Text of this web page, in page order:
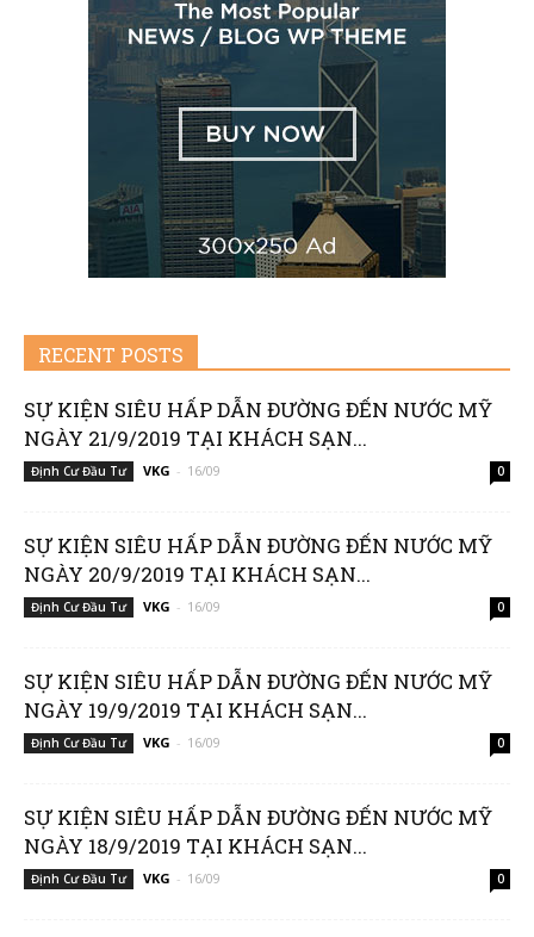
Group
RECENT POSTS
SỰ KIỆN SIÊU HẤP DẪN ĐƯỜNG ĐẾN NƯỚC MỸ
NGÀY 21/9/2019 TẠI KHÁCH SẠN...
Định Cư Đầu Tư VKG - 16/09 0
SỰ KIỆN SIÊU HẤP DẪN ĐƯỜNG ĐẾN NƯỚC MỸ
NGÀY 20/9/2019 TẠI KHÁCH SẠN...
Định Cư Đầu Tư VKG - 16/09 0
SỰ KIỆN SIÊU HẤP DẪN ĐƯỜNG ĐẾN NƯỚC MỸ
NGÀY 19/9/2019 TẠI KHÁCH SẠN...
Định Cư Đầu Tư VKG - 16/09 0
SỰ KIỆN SIÊU HẤP DẪN ĐƯỜNG ĐẾN NƯỚC MỸ
NGÀY 18/9/2019 TẠI KHÁCH SẠN...
Định Cư Đầu Tư VKG - 16/09 0